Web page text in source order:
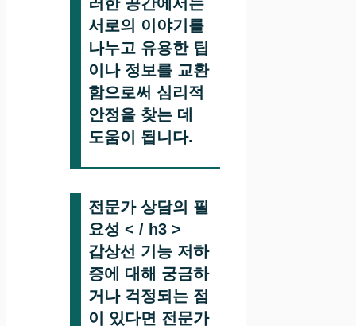
서로의 이야기를
나누고 유용한 팁
이나 정보를 교환
함으로써 심리적
안정을 찾는 데
도움이 됩니다.
전문가 상담의 필
요성 < / h3 >
갑상선 기능 저하
증에 대해 궁금하
거나 걱정되는 점
이 있다면 전문가